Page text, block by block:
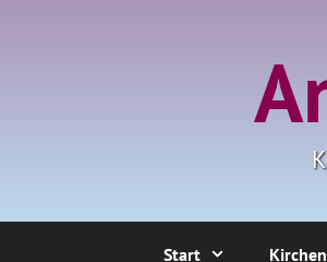
Start